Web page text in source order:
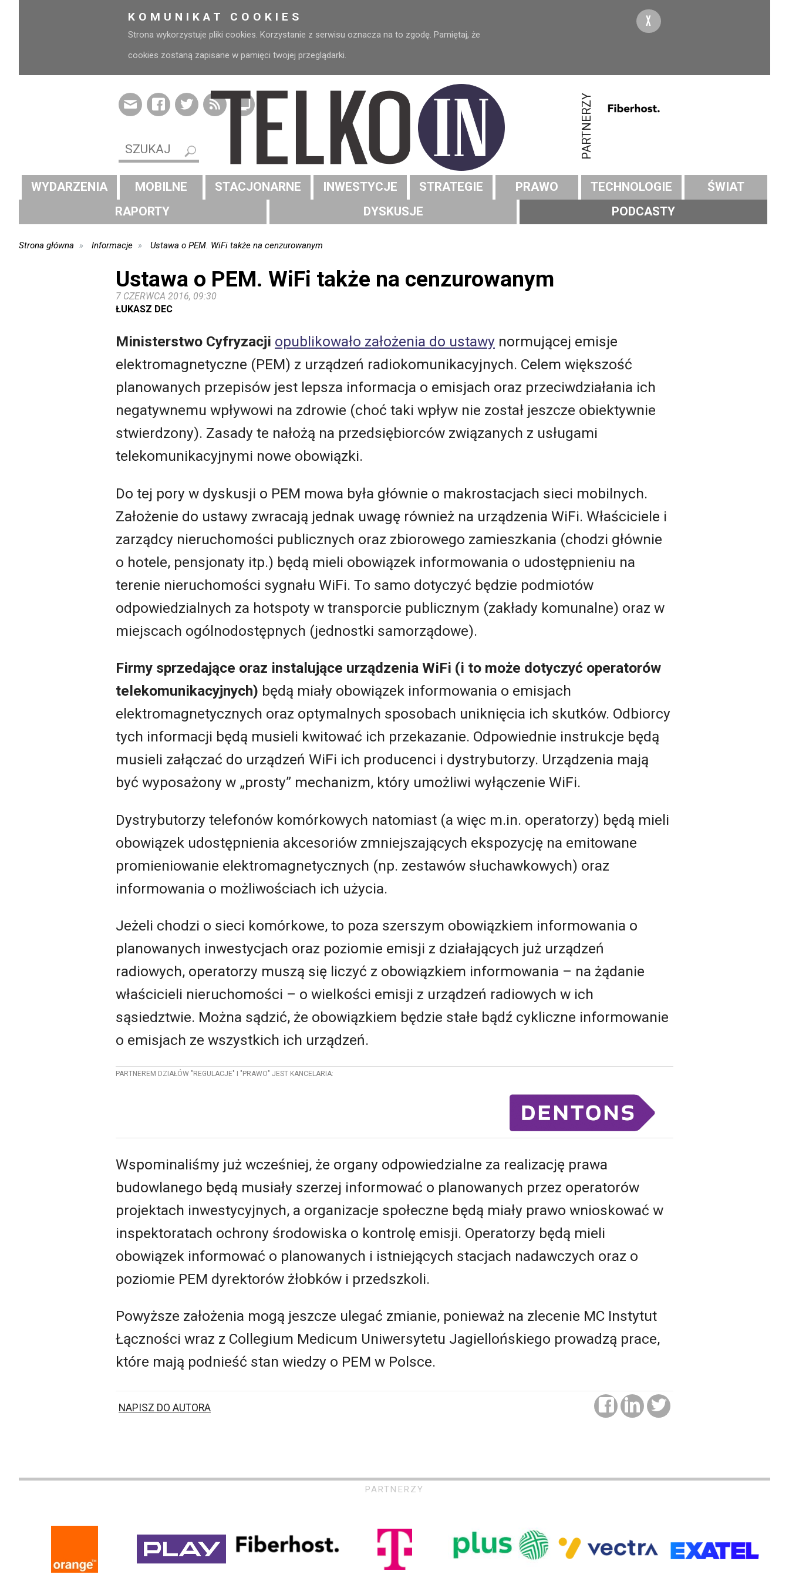
KOMUNIKAT COOKIES
Strona wykorzystuje pliki cookies. Korzystanie z serwisu oznacza na to zgodę. Pamiętaj, że
cookies zostaną zapisane w pamięci twojej przeglądarki.
X
PARTNERZY
WYDARZENIA MOBILNE STACJONARNE INWESTYCJE STRATEGIE PRAWO TECHNOLOGIE
ŚWIAT
RAPORTY
DYSKUSJE PODCASTY
Strona główna Informacje Ustawa o PEM. WiFi także na cenzurowanym
Ustawa o PEM. WiFi także na cenzurowanym
7 CZERWCA 2016, 09:30
ŁUKASZ DEC
Ministerstwo Cyfryzacji opublikowało założenia do ustawy normującej emisje
elektromagnetyczne (PEM) z urządzeń radiokomunikacyjnych. Celem większość
planowanych przepisów jest lepsza informacja o emisjach oraz przeciwdziałania ich
negatywnemu wpływowi na zdrowie (choć taki wpływ nie został jeszcze obiektywnie
stwierdzony). Zasady te nałożą na przedsiębiorców związanych z usługami
telekomunikacyjnymi nowe obowiązki.
Do tej pory w dyskusji o PEM mowa była głównie o makrostacjach sieci mobilnych.
Założenie do ustawy zwracają jednak uwagę również na urządzenia WiFi. Właściciele i
zarządcy nieruchomości publicznych oraz zbiorowego zamieszkania (chodzi głównie
o hotele, pensjonaty itp.) będą mieli obowiązek informowania o udostępnieniu na
terenie nieruchomości sygnału WiFi. To samo dotyczyć będzie podmiotów
odpowiedzialnych za hotspoty w transporcie publicznym (zakłady komunalne) oraz w
miejscach ogólnodostępnych (jednostki samorządowe).
Firmy sprzedające oraz instalujące urządzenia WiFi (i to może dotyczyć operatorów
telekomunikacyjnych) będą miały obowiązek informowania o emisjach
elektromagnetycznych oraz optymalnych sposobach uniknięcia ich skutków. Odbiorcy
tych informacji będą musieli kwitować ich przekazanie. Odpowiednie instrukcje będą
musieli załączać do urządzeń WiFi ich producenci i dystrybutorzy. Urządzenia mają
być wyposażony w „prosty” mechanizm, który umożliwi wyłączenie WiFi.
Dystrybutorzy telefonów komórkowych natomiast (a więc m.in. operatorzy) będą mieli
obowiązek udostępnienia akcesoriów zmniejszających ekspozycję na emitowane
promieniowanie elektromagnetycznych (np. zestawów słuchawkowych) oraz
informowania o możliwościach ich użycia.
Jeżeli chodzi o sieci komórkowe, to poza szerszym obowiązkiem informowania o
planowanych inwestycjach oraz poziomie emisji z działających już urządzeń
radiowych, operatorzy muszą się liczyć z obowiązkiem informowania – na żądanie
właścicieli nieruchomości – o wielkości emisji z urządzeń radiowych w ich
sąsiedztwie. Można sądzić, że obowiązkiem będzie stałe bądź cykliczne informowanie
o emisjach ze wszystkich ich urządzeń.
PARTNEREM DZIAŁÓW "REGULACJE" I "PRAWO" JEST KANCELARIA:
Wspominaliśmy już wcześniej, że organy odpowiedzialne za realizację prawa
budowlanego będą musiały szerzej informować o planowanych przez operatorów
projektach inwestycyjnych, a organizacje społeczne będą miały prawo wnioskować w
inspektoratach ochrony środowiska o kontrolę emisji. Operatorzy będą mieli
obowiązek informować o planowanych i istniejących stacjach nadawczych oraz o
poziomie PEM dyrektorów żłobków i przedszkoli.
Powyższe założenia mogą jeszcze ulegać zmianie, ponieważ na zlecenie MC Instytut
Łączności wraz z Collegium Medicum Uniwersytetu Jagiellońskiego prowadzą prace,
które mają podnieść stan wiedzy o PEM w Polsce.
NAPISZ DO AUTORA
PARTNERZY